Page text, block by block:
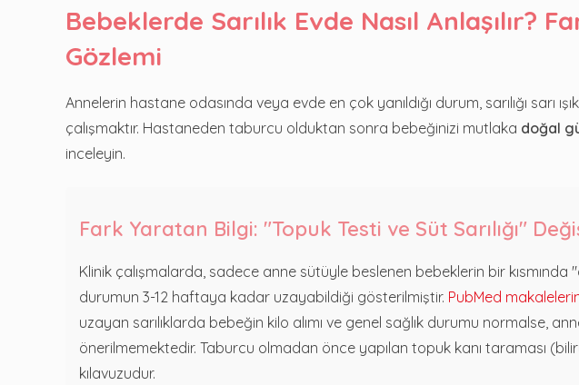
Bebeklerde Sarılık Evde Nasıl Anlaşılır?
Gözlemi
Annelerin hastane odasında veya evde en çok yanıldığı durum, sarılığı sarı
çalışmaktır. Hastaneden taburcu olduktan sonra bebeğinizi mutlaka doğal
inceleyin.
Fark Yaratan Bilgi: "Topuk Testi ve Süt Sarılığı"
Klinik çalışmalarda, sadece anne sütüyle beslenen bebeklerin bir kısmında
durumun 3-12 haftaya kadar uzayabildiği gösterilmiştir. PubMed
uzayan sarılıklarda bebeğin kilo alımı ve genel sağlık durumu normalse,
önerilmemektedir. Taburcu olmadan önce yapılan topuk kanı taraması
kılavuzudur.